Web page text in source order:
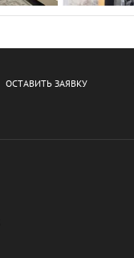
ОСТАВИТЬ ЗАЯВКУ